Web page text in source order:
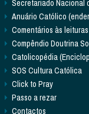
Secretariado Nacional
Anuário Católico
Comentários às leituras
Compêndio Doutrina
Catolicopédia
SOS Cultura Católica
Click to Pray
Passo a rezar
Contactos